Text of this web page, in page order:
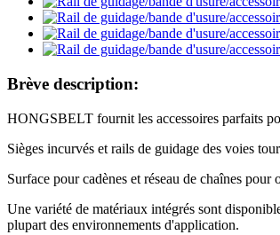
Brève description:
HONGSBELT fournit les accessoires parfaits
Sièges incurvés et rails de guidage des voies
Surface pour cadènes et réseau de chaînes
Une variété de matériaux intégrés sont
plupart des environnements d'application.